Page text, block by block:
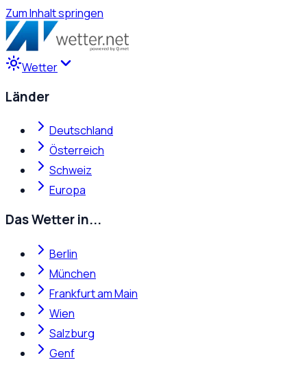
Zum Inhalt springen
Wetter
Länder
Deutschland
Österreich
Schweiz
Europa
Das Wetter in...
Berlin
München
Frankfurt am Main
Wien
Salzburg
Genf